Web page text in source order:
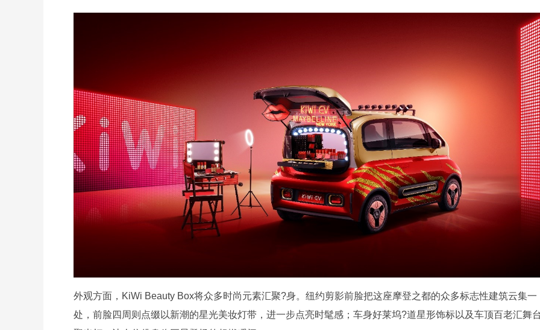
外观方面，KiWi Beauty Box将众多时尚元素汇聚?身。纽约剪影前脸把这座摩登之都的众多标志性建筑云集一
处，前脸四周则点缀以新潮的星光美妆灯带，进一步点亮时髦感；车身好莱坞?道星形饰标以及车顶百老汇舞